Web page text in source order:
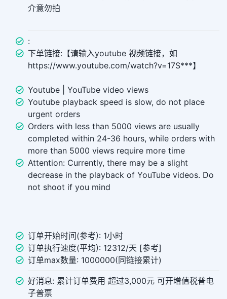
介意勿拍
:
下单链接:【请输入youtube 视频链接，如
https://www.youtube.com/watch?v=17S***】
Youtube | YouTube video views
Youtube playback speed is slow, do not place
urgent orders
Orders with less than 5000 views are usually
completed within 24-36 hours, while orders with
more than 5000 views require more time
Attention: Currently, there may be a slight
decrease in the playback of YouTube videos. Do
not shoot if you mind
订单开始时间(参考): 1小时
订单执行速度(平均): 12312/天 [参考]
订单max数量: 1000000(同链接累计)
好消息: 累计订单费用 超过3,000元 可开增值税普电
子普票